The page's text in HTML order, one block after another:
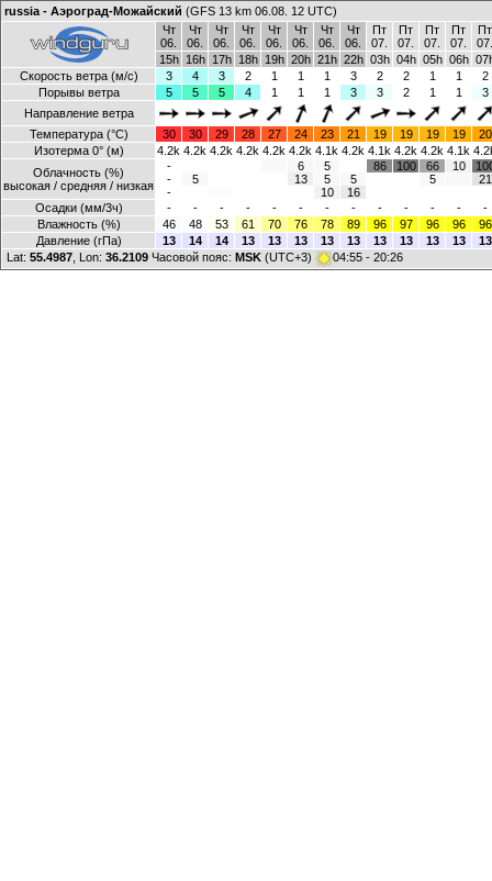
russia - Аэроград-Можайский (GFS 13 km 06.08. 12 UTC)
Чт
06.
Чт
06.
Чт
06.
Чт
06.
Чт
06.
Чт
06.
Чт
06.
Чт
06.
Пт
07.
Пт
07.
Пт
07.
Пт
07.
Пт
07.
15h
16h 17h 18h 19h 20h 21h 22h 03h 04h 05h 06h
Скорость ветра (м/с)
3 4 3 2 1 1 1 3 2 2 1 1
2
Порывы ветра
5 5 5 4 1 1 1 3 3 2 1 1
3
Направление ветра
Температура (°C)
30 30 29 28 27 24 23 21 19 19 19 19
20
Изотерма 0° (м)
4.2k 4.2k 4.2k 4.2k 4.2k 4.2k 4.1k 4.2k 4.1k 4.2k 4.2k 4.1k
Облачность (%)
высокая / средняя / низкая
-
-
-
5
6
13
5
5
10
5
16
86 100
66
5
10
21
Осадки (мм/3ч) - - - - - - - - - - - -
-
Влажность (%)
46 48 53 61 70 76 78 89 96 97 96 96
96
Давление (гПа)
13 14 14 13 13 13 13 13 13 13 13 13
13
Lat: 55.4987, Lon: 36.2109 Часовой пояс: MSK (UTC+3) 04:55 - 20:26